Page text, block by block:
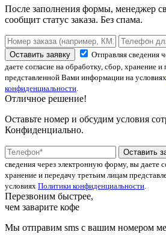
После заполнения формы, менеджер
сообщит статус заказа. Без спама.
Оставить заявку
Отправляя сведения
даете согласие на обработку, сбор, хранение
представленной Вами информации на условиях
конфиденциальности
Отличное решение!
Оставьте номер и обсудим условия
Конфиденциально.
Оставить
сведения через электронную форму, вы даете
хранение и передачу третьим лицам
условиях Политики конфиденциальности
Перезвоним быстрее,
чем заварите кофе
Мы отправим sms с вашим номером